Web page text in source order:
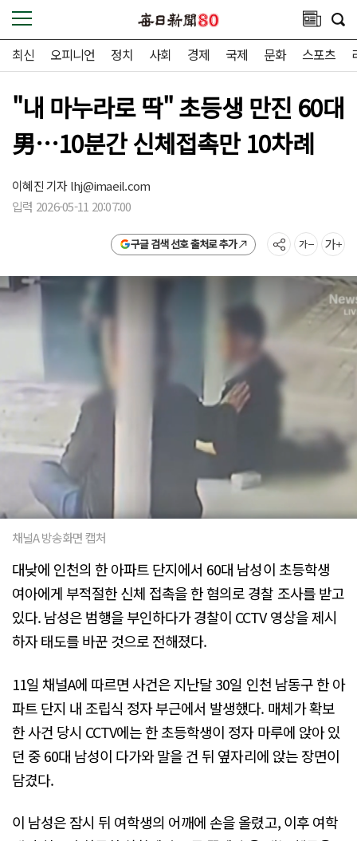
최신 오피니언 정치 사회 경제 국제 문화 스포츠
"내 마누라로 딱" 초등생 만진 60대
男…10분간 신체접촉만 10차례
이혜진 기자lhj@imaeil.com
입력 2026-05-11 20:07:00
구글 검색 선호 출처로 추가
채널A 방송화면 캡처
대낮에 인천의 한 아파트 단지에서 60대 남성이 초등학생
여아에게 부적절한 신체 접촉을 한 혐의로 경찰 조사를 받고
있다. 남성은 범행을 부인하다가 경찰이 CCTV 영상을 제시
하자 태도를 바꾼 것으로 전해졌다.
11일 채널A에 따르면 사건은 지난달 30일 인천 남동구 한 아
파트 단지 내 조립식 정자 부근에서 발생했다. 매체가 확보
한 사건 당시 CCTV에는 한 초등학생이 정자 마루에 앉아 있
던 중 60대 남성이 다가와 말을 건 뒤 옆자리에 앉는 장면이
담겼다.
이 남성은 잠시 뒤 여학생의 어깨에 손을 올렸고, 이후 여학